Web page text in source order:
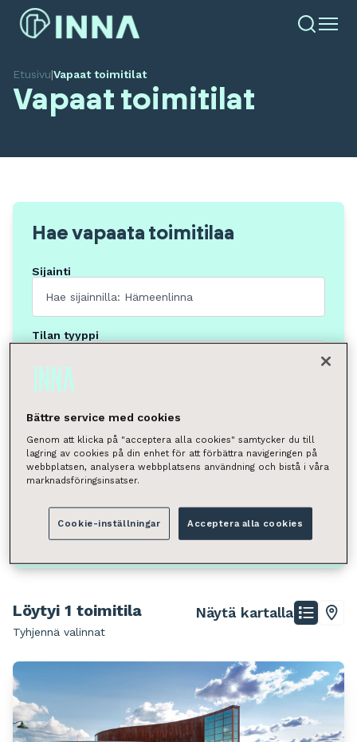
Etusivu|Vapaat toimitilat
Vapaat toimitilat
Hae vapaata toimitilaa
Sijainti
Tilan tyyppi
Valitse
Voit hakea kunnan, kaupunginosan, katuosoitteen tai
postinumeron perusteella.
Hae
Löytyi 1 toimitila
Tyhjennä valinnat
Näytä kartalla
Bättre service med cookies
Genom att klicka på "acceptera alla cookies" samtycker du till
lagring av cookies på din enhet för att förbättra navigeringen på
webbplatsen, analysera webbplatsens användning och bistå i våra
marknadsföringsinsatser.
Cookie-inställningar Acceptera alla cookies